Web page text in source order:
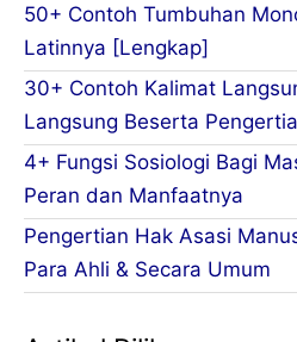
50+ Contoh Tumbuhan
Latinnya [Lengkap]
30+ Contoh Kalimat
Langsung Beserta
4+ Fungsi Sosiologi Bagi
Peran dan Manfaatnya
Pengertian Hak Asasi
Para Ahli & Secara Umum